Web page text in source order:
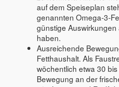
auf dem Speiseplan
genannten Omega-3-
günstige
haben.
Ausreichende
Fetthaushalt. Als
wöchentlich etwa 30
Bewegung an der